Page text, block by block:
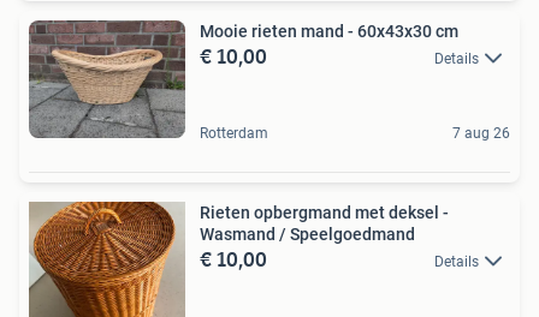
Mooie rieten mand - 60x43x30 cm
€ 10,00 Details
Rotterdam 7 aug 26
Rieten opbergmand met deksel -
Wasmand / Speelgoedmand
€ 10,00 Details